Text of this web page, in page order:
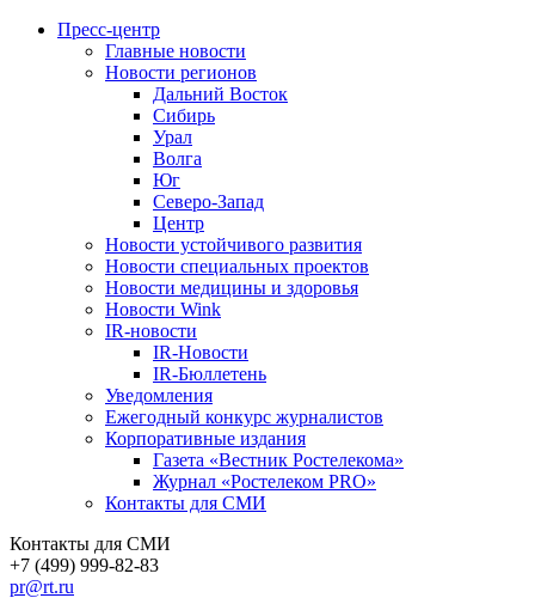
Пресс-центр
Главные новости
Новости регионов
Дальний Восток
Сибирь
Урал
Волга
Юг
Северо-Запад
Центр
Новости устойчивого развития
Новости специальных проектов
Новости медицины и здоровья
Новости Wink
IR-новости
IR-Новости
IR-Бюллетень
Уведомления
Ежегодный конкурс журналистов
Корпоративные издания
Газета «Вестник Ростелекома»
Журнал «Ростелеком PRO»
Контакты для СМИ
Контакты для СМИ
+7 (499) 999-82-83
pr@rt.ru